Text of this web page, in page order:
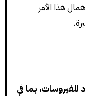
هذا الأمر
بما في